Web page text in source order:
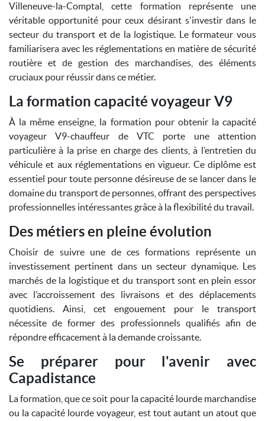
Villeneuve-la-Comptal, cette formation représente une
véritable opportunité pour ceux désirant s'investir dans le
secteur du transport et de la logistique. Le formateur vous
familiarisera avec les réglementations en matière de sécurité
routière et de gestion des marchandises, des éléments
cruciaux pour réussir dans ce métier.
La formation capacité voyageur V9
À la même enseigne, la formation pour obtenir la capacité
voyageur V9-chauffeur de VTC porte une attention
particulière à la prise en charge des clients, à l’entretien du
véhicule et aux réglementations en vigueur. Ce diplôme est
essentiel pour toute personne désireuse de se lancer dans le
domaine du transport de personnes, offrant des perspectives
professionnelles intéressantes grâce à la flexibilité du travail.
Des métiers en pleine évolution
Choisir de suivre une de ces formations représente un
investissement pertinent dans un secteur dynamique. Les
marchés de la logistique et du transport sont en plein essor
avec l’accroissement des livraisons et des déplacements
quotidiens. Ainsi, cet engouement pour le transport
nécessite de former des professionnels qualifiés afin de
répondre efficacement à la demande croissante.
Se préparer pour l'avenir avec
Capadistance
La formation, que ce soit pour la capacité lourde marchandise
ou la capacité lourde voyageur, est tout autant un atout que